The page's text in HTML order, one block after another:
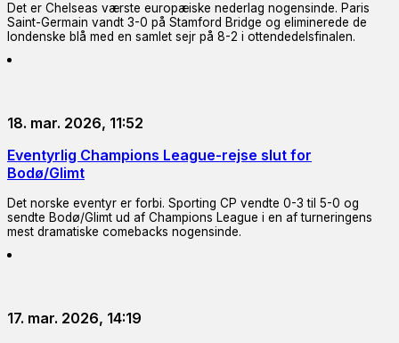
Det er Chelseas værste europæiske nederlag nogensinde. Paris
Saint-Germain vandt 3-0 på Stamford Bridge og eliminerede de
londenske blå med en samlet sejr på 8-2 i ottendedelsfinalen.
18. mar. 2026, 11:52
Eventyrlig Champions League-rejse slut for
Bodø/Glimt
Det norske eventyr er forbi. Sporting CP vendte 0-3 til 5-0 og
sendte Bodø/Glimt ud af Champions League i en af turneringens
mest dramatiske comebacks nogensinde.
17. mar. 2026, 14:19